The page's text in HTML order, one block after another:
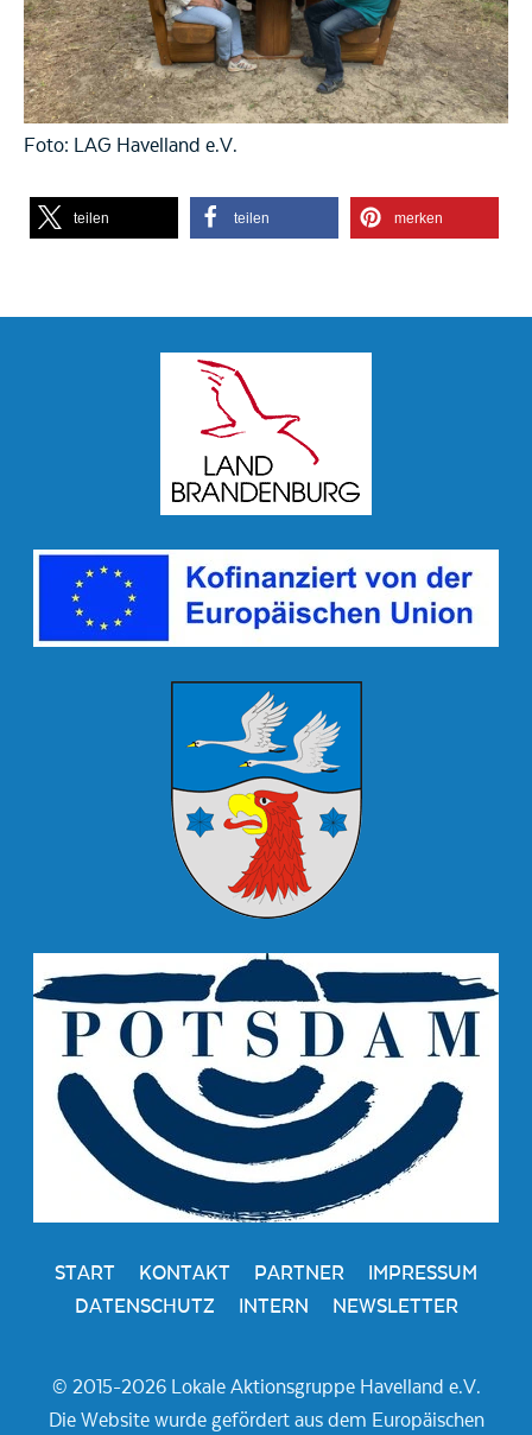
Foto: LAG Havelland e.V.
teilen teilen merken
START KONTAKT PARTNER
IMPRESSUM
DATENSCHUTZ
INTERN NEWSLETTER
© 2015-2026 Lokale Aktionsgruppe Havelland e.V.
Die Website wurde gefördert aus dem Europäischen